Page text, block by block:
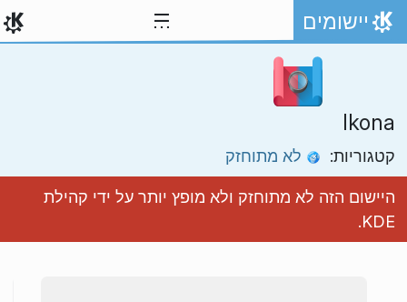
דילוג לתוכן
אתר הבית
יישומים
Ikona
קטגוריות: לא מתוחזק
היישום הזה לא מתוחזק ולא מופץ יותר על ידי קהילת
KDE.